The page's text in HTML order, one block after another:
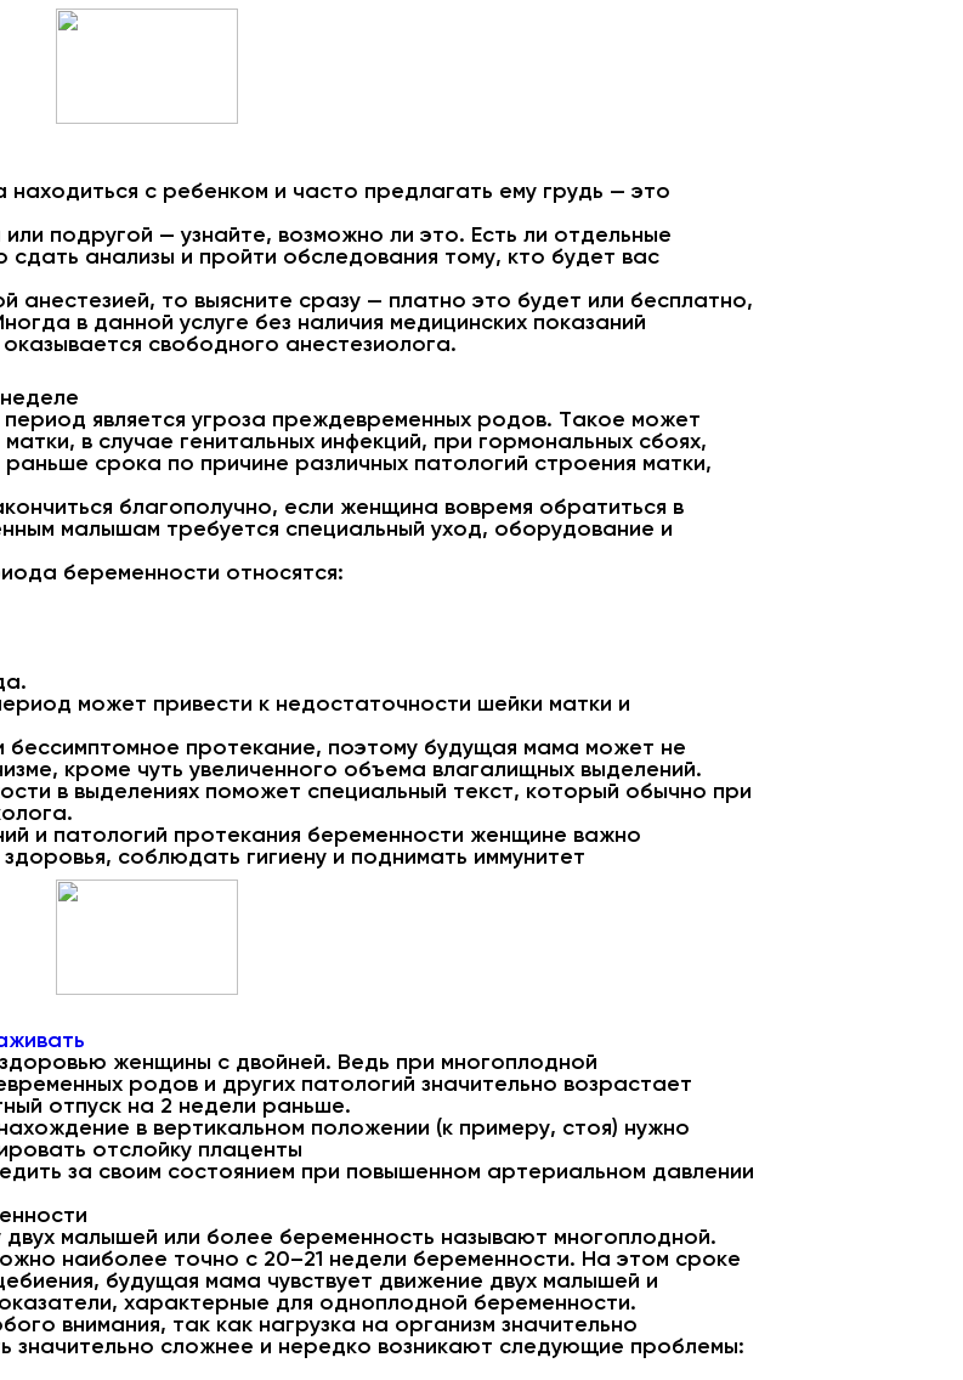
с ребенком и часто предлагать ему грудь — это
подругой — узнайте, возможно ли это. Есть ли отдельные
анализы и пройти обследования тому, кто будет вас
анестезией, то выясните сразу — платно это будет или бесплатно,
в данной услуге без наличия медицинских показаний
свободного анестезиолога.
является угроза преждевременных родов. Такое может
в случае генитальных инфекций, при гормональных сбоях,
срока по причине различных патологий строения матки,
благополучно, если женщина вовремя обратиться в
малышам требуется специальный уход, оборудование и
беременности относятся:
может привести к недостаточности шейки матки и
протекание, поэтому будущая мама может не
кроме чуть увеличенного объема влагалищных выделений.
в выделениях поможет специальный текст, который обычно при
и патологий протекания беременности женщине важно
соблюдать гигиену и поднимать иммунитет
женщины с двойней. Ведь при многоплодной
родов и других патологий значительно возрастает
отпуск на 2 недели раньше.
в вертикальном положении (к примеру, стоя) нужно
отслойку плаценты
за своим состоянием при повышенном артериальном давлении
малышей или более беременность называют многоплодной.
наиболее точно с 20–21 недели беременности. На этом сроке
будущая мама чувствует движение двух малышей и
характерные для одноплодной беременности.
внимания, так как нагрузка на организм значительно
значительно сложнее и нередко возникают следующие проблемы: